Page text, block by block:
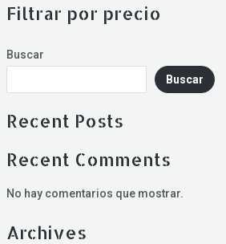
Filtrar por precio
Buscar
Buscar
Recent Posts
Recent Comments
No hay comentarios que mostrar.
Archives